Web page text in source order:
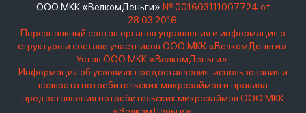
ООО МКК «ВелкомДеньги» № 001603111007724 от
28.03.2016
Персональный состав органов управления и информация о
структуре и составе участников ООО МКК «ВелкомДеньги»
Устав ООО МКК «ВелкомДеньги»
Информация об условиях предоставления, использования и
возврата потребительских микрозаймов и правила
предоставления потребительских микрозаймов ООО МКК